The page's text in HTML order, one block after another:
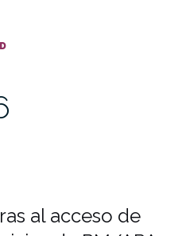
al acceso de